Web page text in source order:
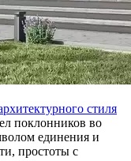
стиля
поклонников во
единения и
простоты с